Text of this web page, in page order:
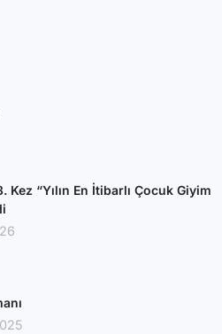
Kez “Yılın En İtibarlı Çocuk Giyim